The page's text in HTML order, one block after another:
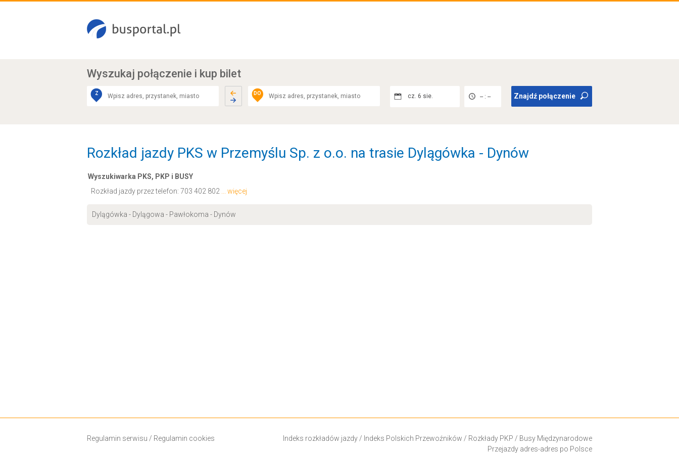
Wyszukaj połączenie i kup bilet
Z DO cz. 6 sie. -- : -- Znajdź połączenie
Rozkład jazdy PKS w Przemyślu Sp. z o.o. na trasie Dylągówka - Dynów
Wyszukiwarka PKS, PKP i BUSY
Rozkład jazdy przez telefon: 703 402 802 ... więcej
Dylągówka - Dylągowa - Pawłokoma - Dynów
Regulamin serwisu / Regulamin cookies Indeks rozkładów jazdy/ Indeks Polskich Przewoźników / Rozkłady PKP / Busy Międzynarodowe
Przejazdy adres-adres po Polsce